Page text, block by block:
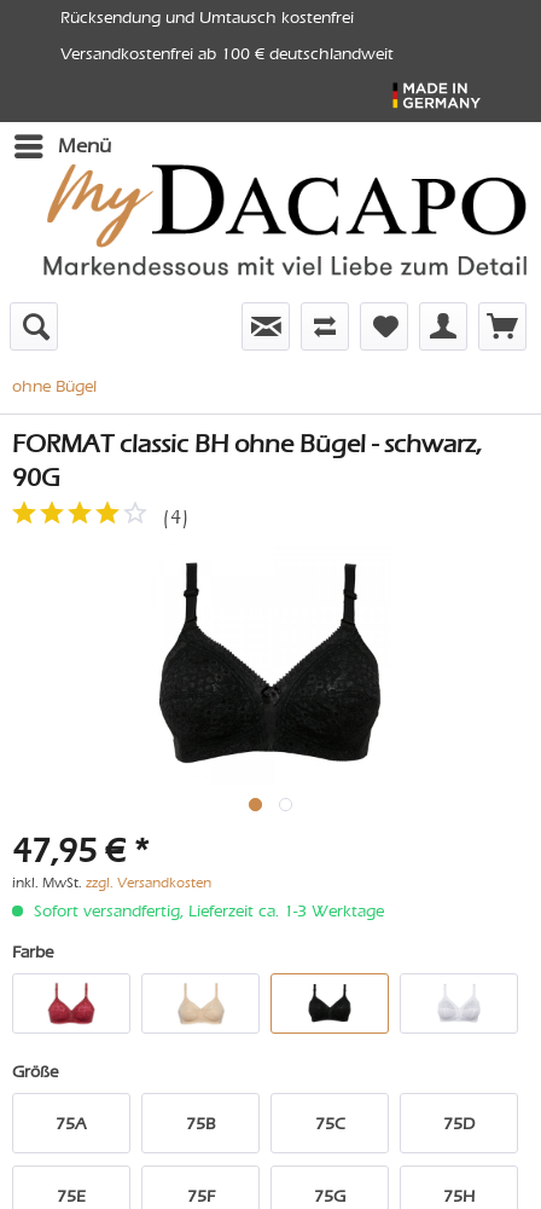
Rücksendung und Umtausch kostenfrei
Versandkostenfrei ab 100 € deutschlandweit
Menü
ohne Bügel
FORMAT classic BH ohne Bügel - schwarz,
90G
(4)
47,95 € *
inkl. MwSt. zzgl. Versandkosten
Sofort versandfertig, Lieferzeit ca. 1-3 Werktage
Farbe
Größe
75A 75B 75C 75D
75E 75F 75G 75H